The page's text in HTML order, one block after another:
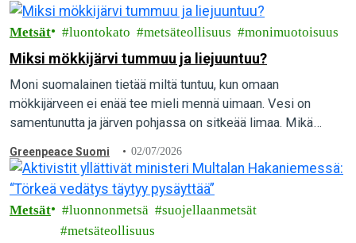
Metsät luontokato metsäteollisuus monimuotoisuus
Miksi mökkijärvi tummuu ja liejuuntuu?
Moni suomalainen tietää miltä tuntuu, kun omaan
mökkijärveen ei enää tee mieli mennä uimaan. Vesi on
samentunutta ja järven pohjassa on sitkeää limaa. Mikä
Greenpeace Suomi 02/07/2026
Metsät luonnonmetsä
suojellaanmetsät
metsäteollisuus